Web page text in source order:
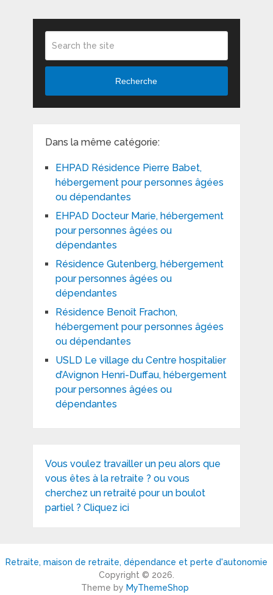
Recherche
Dans la même catégorie:
EHPAD Résidence Pierre Babet,
hébergement pour personnes âgées
ou dépendantes
EHPAD Docteur Marie, hébergement
pour personnes âgées ou
dépendantes
Résidence Gutenberg, hébergement
pour personnes âgées ou
dépendantes
Résidence Benoît Frachon,
hébergement pour personnes âgées
ou dépendantes
USLD Le village du Centre hospitalier
d’Avignon Henri-Duffau, hébergement
pour personnes âgées ou
dépendantes
Vous voulez travailler un peu alors que
vous êtes à la retraite ? ou vous
cherchez un retraité pour un boulot
partiel ? Cliquez ici
Retraite, maison de retraite, dépendance et perte d'autonomie
Copyright © 2026.
Theme byMyThemeShop